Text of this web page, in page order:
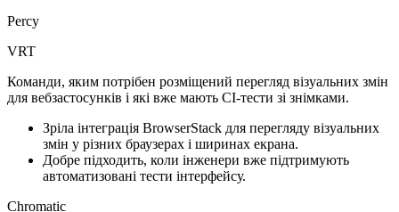
Percy
VRT
Команди, яким потрібен розміщений перегляд візуальних змін
для вебзастосунків і які вже мають CI-тести зі знімками.
Зріла інтеграція BrowserStack для перегляду візуальних
змін у різних браузерах і ширинах екрана.
Добре підходить, коли інженери вже підтримують
автоматизовані тести інтерфейсу.
Chromatic